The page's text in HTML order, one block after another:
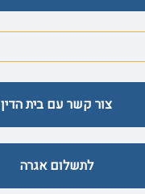
צור קשר עם בית הדין
לתשלום אגרה